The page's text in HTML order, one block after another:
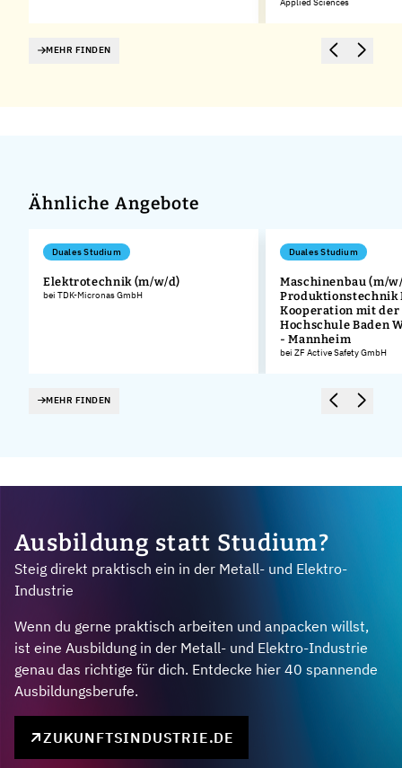
Applied Sciences
MEHR FINDEN
Ähnliche Angebote
Duales Studium
Elektrotechnik (m/w/d)
bei TDK-Micronas GmbH
Duales Studium
Maschinenbau (m/
Produktionstechnik
Kooperation mit der
Hochschule Baden
- Mannheim
bei ZF Active Safety GmbH
MEHR FINDEN
Ausbildung statt Studium?
Steig direkt praktisch ein in der Metall- und Elektro-
Industrie
Wenn du gerne praktisch arbeiten und anpacken willst,
ist eine Ausbildung in der Metall- und Elektro-Industrie
genau das richtige für dich. Entdecke hier 40 spannende
Ausbildungsberufe.
ZUKUNFTSINDUSTRIE.DE